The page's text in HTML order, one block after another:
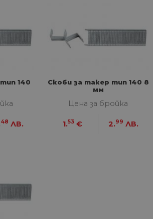
140
48 ЛВ.
Скоби за такер тип 140 8
мм
Цена за бройка
1.53 € 2.99 ЛВ.